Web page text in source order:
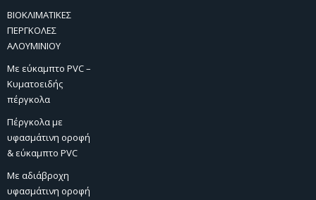
ΒΙΟΚΛΙΜΑΤΙΚΕΣ
ΠΕΡΓΚΟΛΕΣ
ΑΛΟΥΜΙΝΙΟΥ
Με εύκαμπτο PVC –
Κυματοειδής
πέργκολα
Πέργκολα με
υφασμάτινη οροφή
& εύκαμπτο PVC
Με αδιάβροχη
υφασμάτινη οροφή